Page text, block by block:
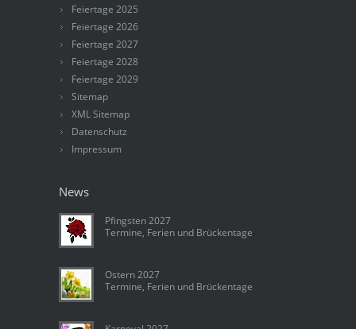
Feiertage 2025
Feiertage 2026
Feiertage 2027
Feiertage 2028
Feiertage 2029
Sitemap
XML Sitemap
Datenschutz
Impressum
News
Pfingsten 2027
Termine, Ferien und Brückentage
Ostern 2027
Termine, Ferien und Brückentage